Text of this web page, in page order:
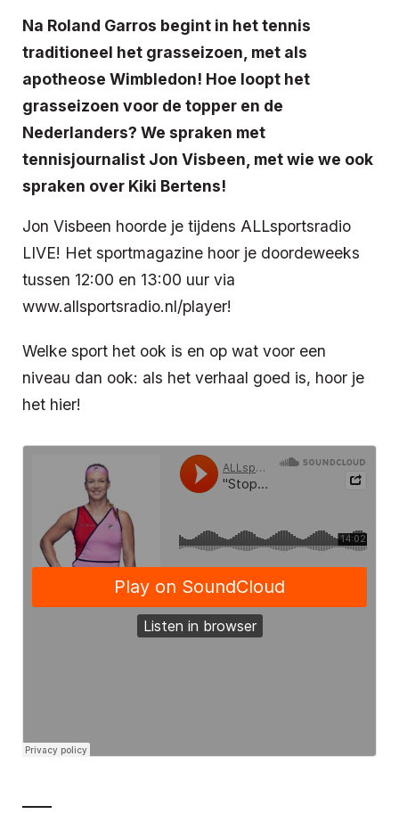
Na Roland Garros begint in het tennis
traditioneel het grasseizoen, met als
apotheose Wimbledon! Hoe loopt het
grasseizoen voor de topper en de
Nederlanders? We spraken met
tennisjournalist Jon Visbeen, met wie we ook
spraken over Kiki Bertens!
Jon Visbeen hoorde je tijdens ALLsportsradio
LIVE! Het sportmagazine hoor je doordeweeks
tussen 12:00 en 13:00 uur via
www.allsportsradio.nl/player!
Welke sport het ook is en op wat voor een
niveau dan ook: als het verhaal goed is, hoor je
het hier!